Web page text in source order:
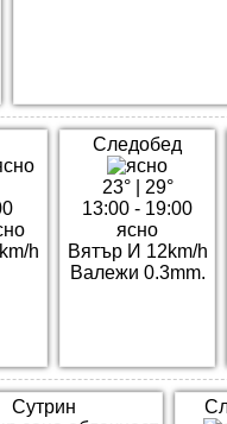
h
Следобед
23°| 29°
13:00 - 19:00
ясно
Вятър И 12km/h
Валежи 0.3mm.
Сутрин